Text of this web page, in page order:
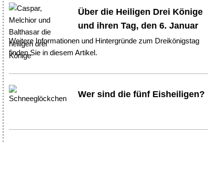
Über die Heiligen Drei Könige
und ihren Tag, den 6. Januar
Weitere Informationen und Hintergründe zum Dreikönigstag
finden Sie in diesem Artikel.
Wer sind die fünf Eisheiligen?